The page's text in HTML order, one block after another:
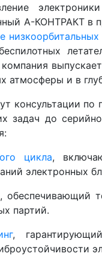
А-КОНТРАКТ в
низкоорбитальных
атмосферы и в
консультации по
задач до
цикла,
электронных
, обеспечивающий
партий.
,